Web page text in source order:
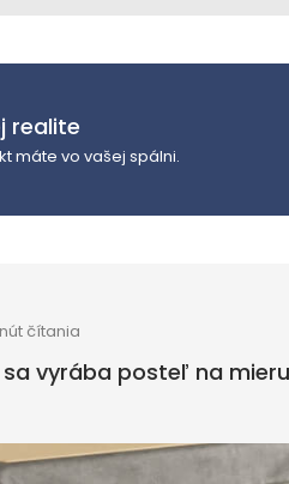
realite
máte vo vašej spálni.
čítania
vyrába posteľ na